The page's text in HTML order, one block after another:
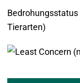
Tierarten)